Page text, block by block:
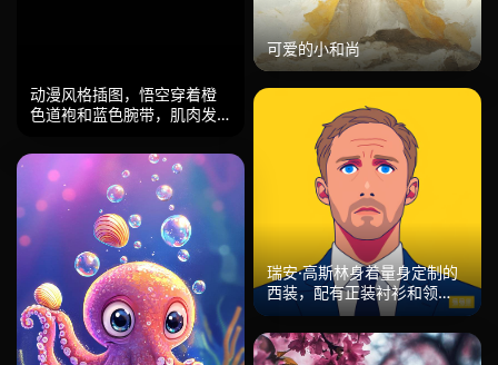
可爱的小和尚
动漫风格插图，悟空穿着橙
色道袍和蓝色腕带，肌肉发
虚空中，头顶上方正蓄聚一
个巨大的青色能量螺旋。电
蓝色光芒向上缠绕，形成一
个发光的圆形传送门，身上
有强烈的边缘光，为其身体
增添了戏剧性的效果。人形
在能量漩涡下方居中，动态
的纵向构图，营造出强烈的
动作氛围，鲜明的明暗对
比，明亮的能量与绝对的黑
暗形成强烈对比。
瑞安·高斯林身着量身定制的
西装，配有正装衬衫和领
带，风格正式而优雅，姿势
自信，灯光气氛阴郁。